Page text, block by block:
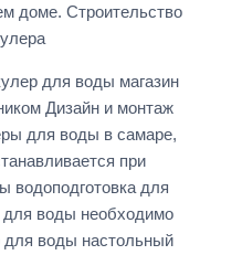
доме. Строительство
для воды магазин
Дизайн и монтаж
для воды в самаре,
при
водоподготовка для
для воды необходимо
для воды настольный